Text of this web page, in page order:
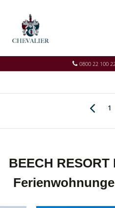
0800 22 100
1
BEECH RESORT